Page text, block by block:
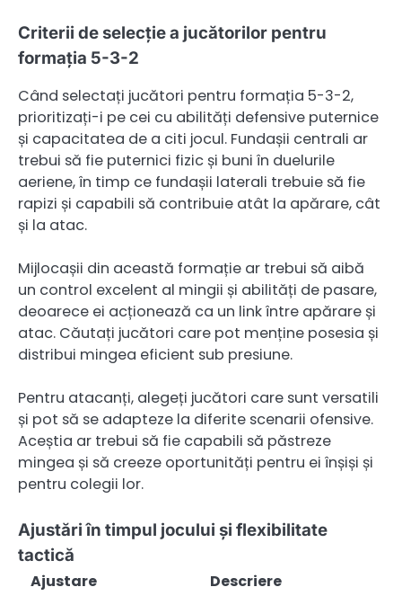
Criterii de selecție a jucătorilor pentru
formația 5-3-2
Când selectați jucători pentru formația 5-3-2,
prioritizați-i pe cei cu abilități defensive puternice
și capacitatea de a citi jocul. Fundașii centrali ar
trebui să fie puternici fizic și buni în duelurile
aeriene, în timp ce fundașii laterali trebuie să fie
rapizi și capabili să contribuie atât la apărare, cât
și la atac.
Mijlocașii din această formație ar trebui să aibă
un control excelent al mingii și abilități de pasare,
deoarece ei acționează ca un link între apărare și
atac. Căutați jucători care pot menține posesia și
distribui mingea eficient sub presiune.
Pentru atacanți, alegeți jucători care sunt versatili
și pot să se adapteze la diferite scenarii ofensive.
Aceștia ar trebui să fie capabili să păstreze
mingea și să creeze oportunități pentru ei înșiși și
pentru colegii lor.
Ajustări în timpul jocului și flexibilitate
tactică
Ajustare
Descriere